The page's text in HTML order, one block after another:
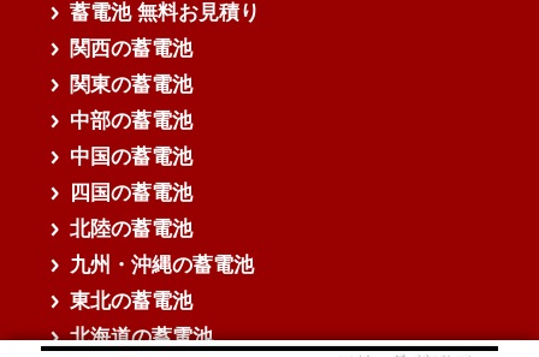
蓄電池 無料お見積り
関西の蓄電池
関東の蓄電池
中部の蓄電池
中国の蓄電池
四国の蓄電池
北陸の蓄電池
九州・沖縄の蓄電池
東北の蓄電池
北海道の蓄電池